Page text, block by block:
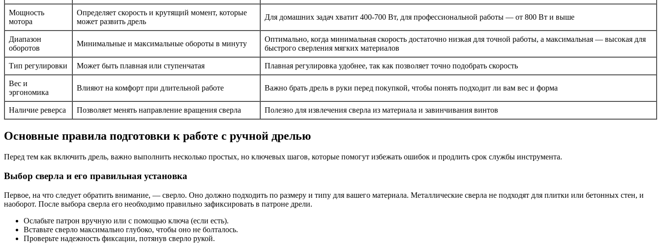
Мощность
мотора
Определяет скорость и крутящий момент, которые
может развить дрель
Для домашних задач хватит 400-700 Вт, для профессиональной работы — от 800 Вт и выше
Диапазон
оборотов
Минимальные и максимальные обороты в минуту
Оптимально, когда минимальная скорость достаточно низкая для точной работы, а максимальная — высокая для
быстрого сверления мягких материалов
Тип регулировки Может быть плавная или ступенчатая Плавная регулировка удобнее, так как позволяет точно подобрать скорость
Вес и
эргономика
Влияют на комфорт при длительной работе Важно брать дрель в руки перед покупкой, чтобы понять подходит ли вам вес и форма
Наличие реверса Позволяет менять направление вращения сверла Полезно для извлечения сверла из материала и завинчивания винтов
Основные правила подготовки к работе с ручной дрелью
Перед тем как включить дрель, важно выполнить несколько простых, но ключевых шагов, которые помогут избежать ошибок и продлить срок службы инструмента.
Выбор сверла и его правильная установка
Первое, на что следует обратить внимание, — сверло. Оно должно подходить по размеру и типу для вашего материала. Металлические сверла не подходят для плитки или бетонных стен, и
наоборот. После выбора сверла его необходимо правильно зафиксировать в патроне дрели.
Ослабьте патрон вручную или с помощью ключа (если есть).
Вставьте сверло максимально глубоко, чтобы оно не болталось.
Проверьте надежность фиксации, потянув сверло рукой.